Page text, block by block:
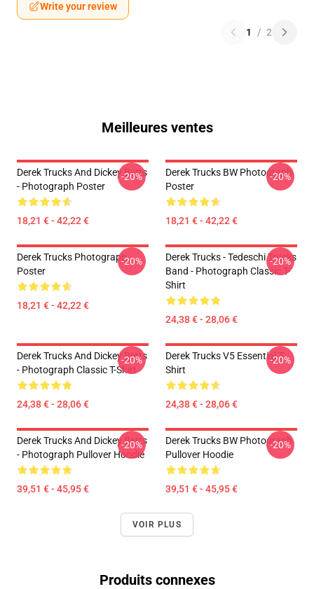
Write your review
1 / 2
Meilleures ventes
Derek Trucks And Dickey Betts
- Photograph Poster
18,21 € - 42,22 €
-20%
Derek Trucks BW Photograph
Poster
18,21 € - 42,22 €
-20%
Derek Trucks Photograph
Poster
18,21 € - 42,22 €
-20%
Derek Trucks - Tedeschi Trucks
Band - Photograph Classic T-
Shirt
24,38 € - 28,06 €
-20%
Derek Trucks And Dickey Betts
- Photograph Classic T-Shirt
24,38 € - 28,06 €
-20%
Derek Trucks V5 Essential T-
Shirt
24,38 € - 28,06 €
-20%
Derek Trucks And Dickey Betts
- Photograph Pullover Hoodie
39,51 € - 45,95 €
-20%
Derek Trucks BW Photograph
Pullover Hoodie
39,51 € - 45,95 €
-20%
VOIR PLUS
Produits connexes